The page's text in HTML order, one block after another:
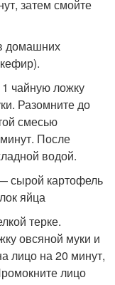
затем смойте
домашних
чайную ложку
Разомните до
смесью
После
водой.
сырой картофель
яйца
терке.
овсяной муки и
лицо на 20 минут,
лицо